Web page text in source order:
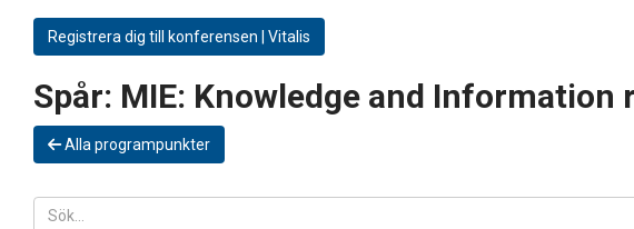
Registrera dig till konferensen | Vitalis
Spår: MIE: Knowledge and
Alla programpunkter